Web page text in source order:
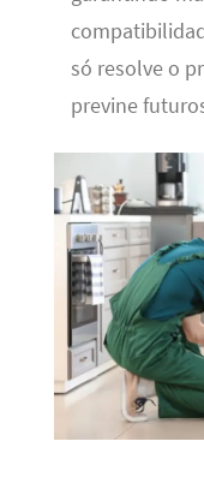
só resolve o
previne